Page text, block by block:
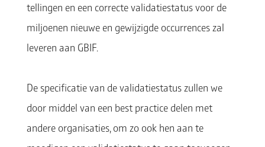
tellingen en een correcte validatiestatus voor de
miljoenen nieuwe en gewijzigde occurrences zal
leveren aan GBIF.
De specificatie van de validatiestatus zullen we
door middel van een best practice delen met
andere organisaties, om zo ook hen aan te